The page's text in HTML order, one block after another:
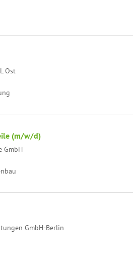
Ost
(m/w/d)
GmbH
GmbH-Berlin